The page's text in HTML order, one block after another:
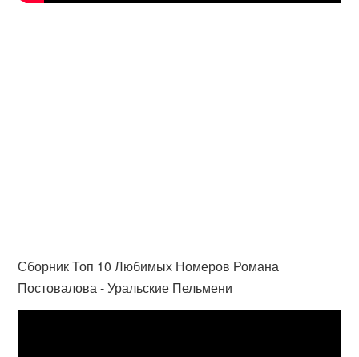
Сборник Топ 10 Любимых Номеров Романа
Постовалова - Уральские Пельмени